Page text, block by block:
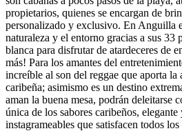
propietarios, quienes se encargan de
personalizado y exclusivo. En Anguilla
naturaleza y el entorno gracias a sus 33
blanca para disfrutar de atardeceres de
más! Para los amantes del
increíble al son del reggae que aporta la
caribeña; asimismo es un destino
aman la buena mesa, podrán deleitarse
única de los sabores caribeños,
instagrameables que satisfacen todos los